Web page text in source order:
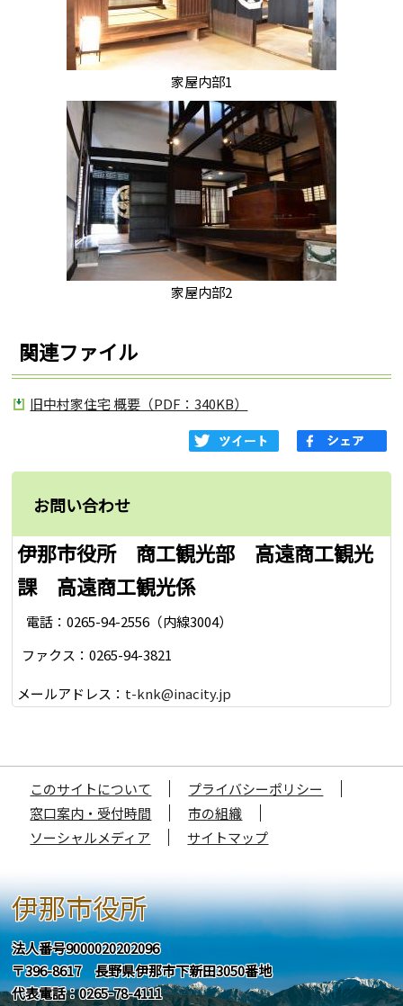
家屋内部1
家屋内部2
関連ファイル
旧中村家住宅 概要（PDF：340KB）
お問い合わせ
伊那市役所 商工観光部 高遠商工観光
課 高遠商工観光係
電話：0265-94-2556（内線3004）
ファクス：0265-94-3821
メールアドレス： t-knk@inacity.jp
このサイトについて
プライバシーポリシー
窓口案内・受付時間
市の組織
ソーシャルメディア
サイトマップ
伊那市役所
法人番号9000020202096
〒396-8617 長野県伊那市下新田3050番地
代表電話：0265-78-4111